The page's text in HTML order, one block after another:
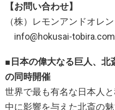
【お問い合わせ】
（株）レモンアンドオレ
info@hokusai-tobira.com
■日本の偉大なる巨人、北
の同時開催
世界で最も有名な日本人
中に影響を与えた北斎の